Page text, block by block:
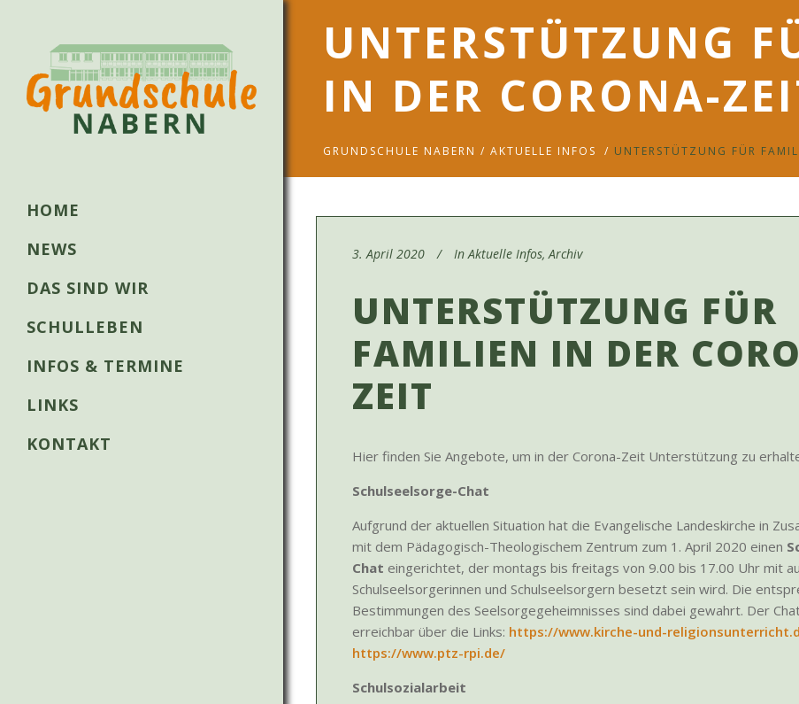
HOME
NEWS
DAS SIND WIR
SCHULLEBEN
INFOS & TERMINE
LINKS
KONTAKT
UNTERSTÜTZUNG
IN DER CORONA-
GRUNDSCHULE NABERN / AKTUELLE INFOS / UNTERSTÜTZUNG FÜR
3. April 2020 In Aktuelle Infos,Archiv
UNTERSTÜTZUNG FÜR
FAMILIEN IN DER
ZEIT
Hier finden Sie Angebote, um in der Corona-Zeit Unterstützung zu
Schulseelsorge-Chat
Aufgrund der aktuellen Situation hat die Evangelische Landeskirche in
mit dem Pädagogisch-Theologischem Zentrum zum 1. April 2020 einen
Chat eingerichtet, der montags bis freitags von 9.00 bis 17.00 Uhr mit
Schulseelsorgerinnen und Schulseelsorgern besetzt sein wird. Die
Bestimmungen des Seelsorgegeheimnisses sind dabei gewahrt. Der
erreichbar über die Links: https://www.kirche-und-
https://www.ptz-rpi.de/
Schulsozialarbeit